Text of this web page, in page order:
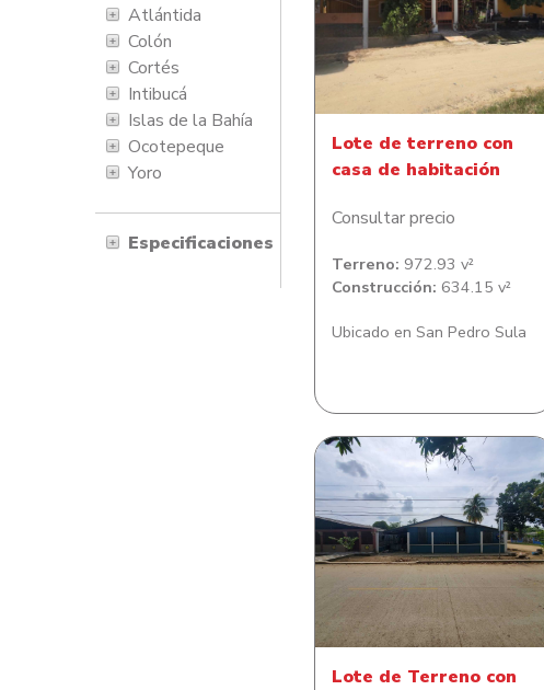
Atlántida
Colón
Cortés
Intibucá
Islas de la Bahía
Ocotepeque
Yoro
Especificaciones
Lote de terreno con casa de
habitación
Lote de terreno con
casa de habitación
Consultar precio
Terreno: 972.93 v²
Construcción: 634.15 v²
Ubicado en San Pedro Sula
Lote de Terreno con casa
de habitacion en Colonia
Sitraterco
Lote de Terreno con